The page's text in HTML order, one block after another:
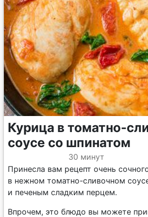
Курица в томатно-
соусе со шпинатом
30 минут
Принесла вам рецепт очень
в нежном томатно-сливочном
и печеным сладким перцем.
Впрочем, это блюдо вы можете